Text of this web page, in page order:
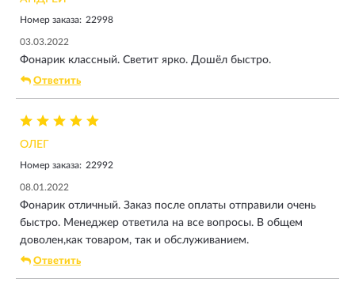
Номер заказа: 22998
03.03.2022
Фонарик классный. Светит ярко. Дошёл быстро.
Ответить
ОЛЕГ
Номер заказа: 22992
08.01.2022
Фонарик отличный. Заказ после оплаты отправили очень
быстро. Менеджер ответила на все вопросы. В общем
доволен,как товаром, так и обслуживанием.
Ответить